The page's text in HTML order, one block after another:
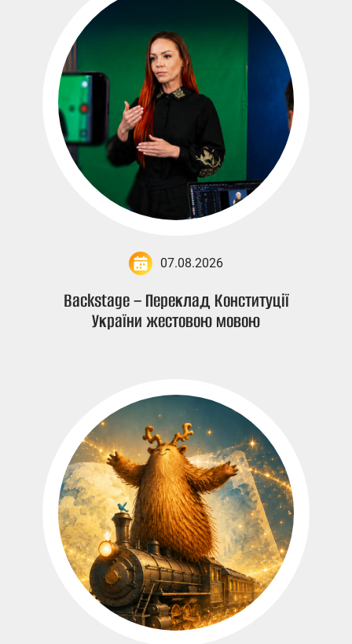
07.08.2026
Backstage – Переклад Конституції
України жестовою мовою